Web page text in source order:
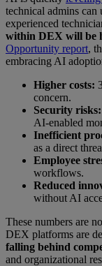
technical admins
experienced
within DEX will be
Opportunity report,
embracing AI
Higher costs:
concern.
Security risks:
AI-enabled
Inefficient
as a direct
Employee
workflows.
Reduced
without AI
These numbers are
DEX platforms are
falling behind
and organizational